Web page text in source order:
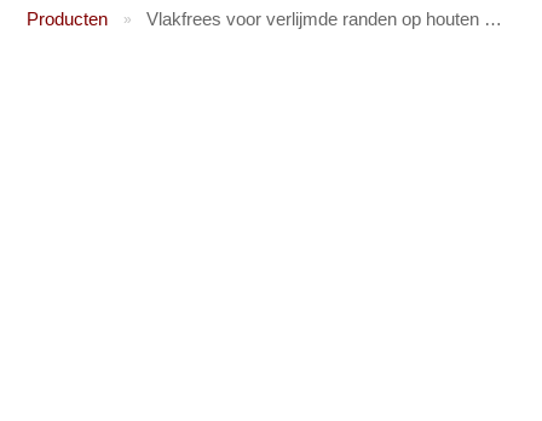
Producten » Vlakfrees voor verlijmde randen op houten meubeldelen: Vlakfrees MZ 100 160V met alle hoeken